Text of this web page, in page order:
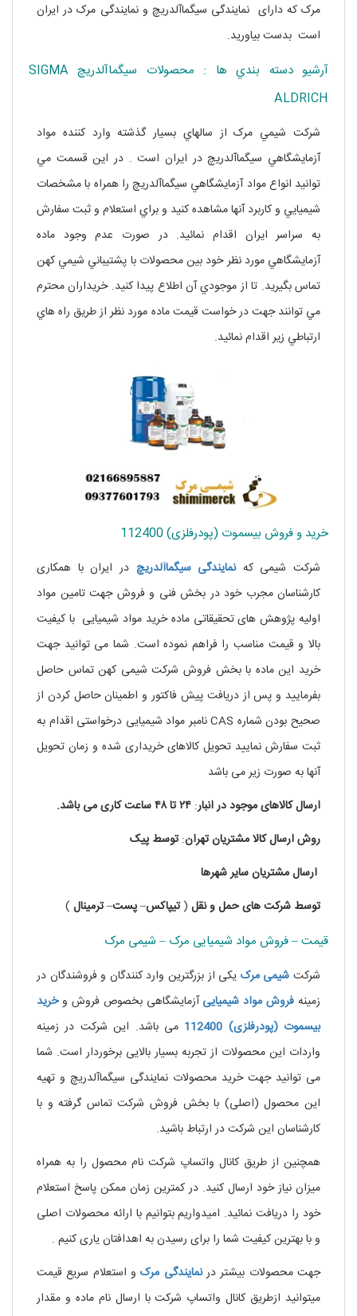
مرک که دارای نمایندگی سیگماآلدریچ و نمایندگی مرک در ایران
است بدست بیاورید.
آرشيو دسته بندي ها : محصولات سيگماآلدريچ SIGMA
ALDRICH
شرکت شيمي مرک از سالهاي بسيار گذشته وارد کننده مواد
آزمايشگاهي سيگماآلدريچ در ايران است . در اين قسمت مي
توانيد انواع مواد آزمايشگاهي سيگماآلدريچ را همراه با مشخصات
شيميايي و کاربرد آنها مشاهده کنيد و براي استعلام و ثبت سفارش
به سراسر ايران اقدام نمائيد. در صورت عدم وجود ماده
آزمايشگاهي مورد نظر خود بين محصولات با پشتيباني شيمي کهن
تماس بگيريد. تا از موجودي آن اطلاع پيدا کنيد. خريداران محترم
مي توانند جهت در خواست قيمت ماده مورد نظر از طريق راه هاي
ارتباطي زير اقدام نمائيد.
خرید و فروش بیسموت (پودرفلزی) 112400
شرکت شیمی کهنمایندگی سیگماآلدریچ در ایران با همکاری
کارشناسان مجرب خود در بخش فنی و فروش جهت تامین مواد
اولیه پژوهش های تحقیقاتی ماده خرید مواد شیمیایی با کیفیت
بالا و قیمت مناسب را فراهم نموده است. شما می توانید جهت
خرید این ماده با بخش فروش شرکت شیمی کهن تماس حاصل
بفرمایید و پس از دریافت پیش فاکتور و اطمینان حاصل کردن از
صحیح بودن شماره CAS نامبر مواد شیمیایی درخواستی اقدام به
ثبت سفارش نمایید تحویل کالاهای خریداری شده و زمان تحویل
آنها به صورت زیر می باشد
ارسال کالاهای موجود درانبار: ۲۴ تا ۴۸ساعتکاریمی باشد.
روشارسالکالامشتریانتهران:توسط پیک
ارسالمشتریانسایرشهرها
توسط شرکت هایحملونقل (تیپاکس–پست–ترمینال )
قیمت – فروش مواد شیمیایی مرک – شیمی مرک
شرکت شیمی مرک یکی از بزرگترین وارد کنندگان و فروشندگان در
زمینه فروش مواد شیمیایی آزمایشگاهی بخصوص فروش وخرید
بیسموت (پودرفلزی) 112400 می باشد. این شرکت در زمینه
واردات این محصولات از تجربه بسیار بالایی برخوردار است. شما
می توانید جهت خرید محصولات نمایندگی سیگماآلدریچ و تهیه
این محصول (اصلی) با بخش فروش شرکت تماس گرفته و با
کارشناسان این شرکت در ارتباط باشید.
همچنین از طریق کانال واتساپ شرکت نام محصول را به همراه
میزان نیاز خود ارسال کنید. در کمترین زمان ممکن پاسخ استعلام
خود را دریافت نمائید. امیدواریم بتوانیم با ارائه محصولات اصلی
و با بهترین کیفیت شما را برای رسیدن به اهدافتان یاری کنیم .
جهت محصولات بیشتر درنمایندگی مرکو استعلام سریع قیمت
میتوانید ازطریق کانال واتساپ شرکت با ارسال نام ماده و مقدار